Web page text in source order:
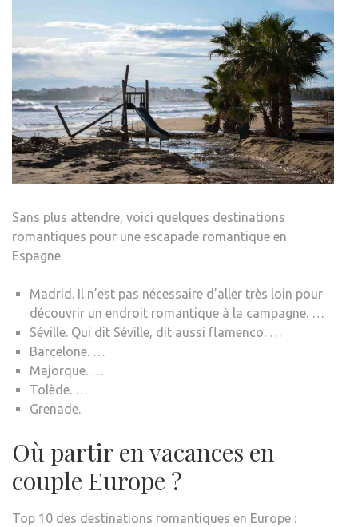
Sans plus attendre, voici quelques destinations
romantiques pour une escapade romantique en
Espagne.
Madrid. Il n’est pas nécessaire d’aller très loin pour
découvrir un endroit romantique à la campagne. …
Séville. Qui dit Séville, dit aussi flamenco. …
Barcelone. …
Majorque. …
Tolède. …
Grenade.
Où partir en vacances en
couple Europe ?
Top 10 des destinations romantiques en Europe :